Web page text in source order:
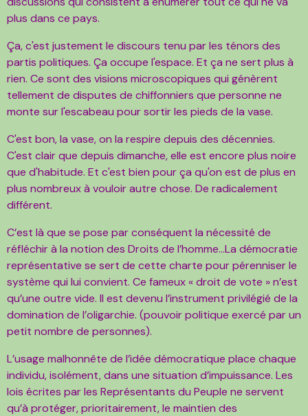
plus dans ce pays.
Ça, c'est justement le discours tenu par les ténors des
partis politiques. Ça occupe l'espace. Et ça ne sert plus à
rien. Ce sont des visions microscopiques qui génèrent
tellement de disputes de chiffonniers que personne ne
monte sur l'escabeau pour sortir les pieds de la vase.
C'est bon, la vase, on la respire depuis des décennies.
C'est clair que depuis dimanche, elle est encore plus noire
que d'habitude. Et c'est bien pour ça qu'on est de plus en
plus nombreux à vouloir autre chose. De radicalement
différent.
C’est là que se pose par conséquent la nécessité de
réfléchir à la notion des Droits de l’homme…La démocratie
représentative se sert de cette charte pour pérenniser le
système qui lui convient. Ce fameux « droit de vote » n’est
qu’une outre vide. Il est devenu l’instrument privilégié de la
domination de l’oligarchie. (pouvoir politique exercé par un
petit nombre de personnes).
L’usage malhonnête de l’idée démocratique place chaque
individu, isolément, dans une situation d’impuissance. Les
lois écrites par les Représentants du Peuple ne servent
qu’à protéger, prioritairement, le maintien des